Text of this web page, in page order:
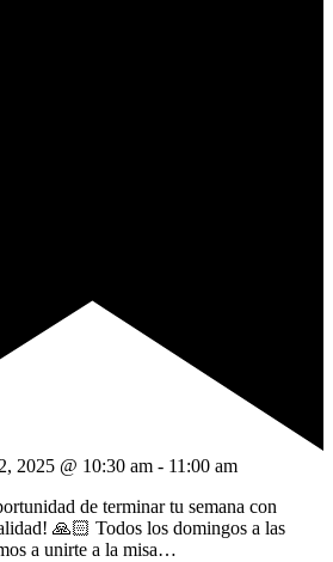
2025 @ 10:30 am - 11:00 am
de terminar tu semana con
🙏🏻 Todos los domingos a las
a unirte a la misa…